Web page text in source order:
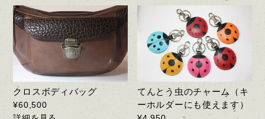
クロスボディバッグ
¥60,500
てんとう虫のチャーム（キ
ーホルダーにも使えます）